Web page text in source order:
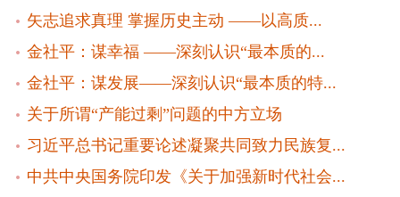
矢志追求真理 掌握历史主动 ——以高质...
金社平：谋幸福 ——深刻认识“最本质的...
金社平：谋发展——深刻认识“最本质的特...
关于所谓“产能过剩”问题的中方立场
习近平总书记重要论述凝聚共同致力民族复...
中共中央国务院印发《关于加强新时代社会...